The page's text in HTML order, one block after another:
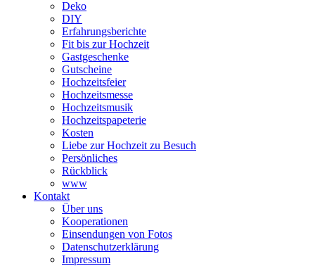
Deko
DIY
Erfahrungsberichte
Fit bis zur Hochzeit
Gastgeschenke
Gutscheine
Hochzeitsfeier
Hochzeitsmesse
Hochzeitsmusik
Hochzeitspapeterie
Kosten
Liebe zur Hochzeit zu Besuch
Persönliches
Rückblick
www
Kontakt
Über uns
Kooperationen
Einsendungen von Fotos
Datenschutzerklärung
Impressum